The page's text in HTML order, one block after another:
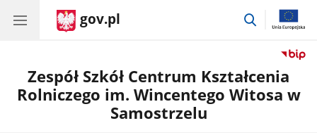
gov.pl
przejdź
Zespół Szkół Centrum Kształcenia
Rolniczego im. Wincentego Witosa w
Samostrzelu